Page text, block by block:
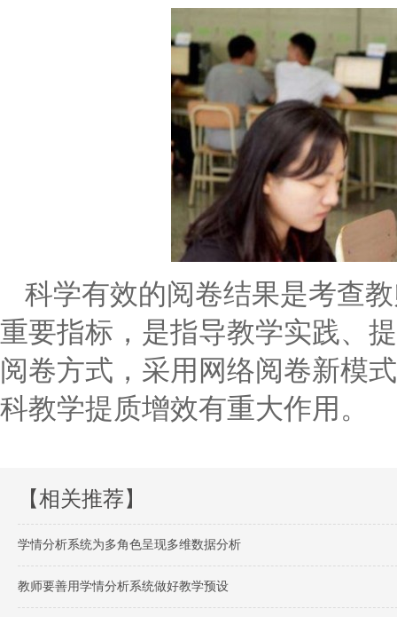
科学有效的阅卷结果是考查
重要指标，是指导教学实践、
阅卷方式，采用网络阅卷新模
科教学提质增效有重大作用。
【相关推荐】
学情分析系统为多角色呈现多维数据分析
教师要善用学情分析系统做好教学预设